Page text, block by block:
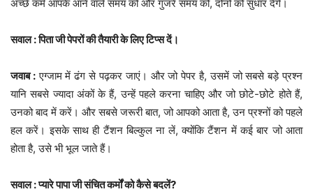
अच्छे कर्म आपके आने वाले समय को और गुजरे समय को, दोनों को सुधार देंगे।
सवाल : पिता जी पेपरों की तैयारी के लिए टिप्स दें।
जवाब :एग्जाम में ढंग से पढ़कर जाएं। और जो पेपर है, उसमें जो सबसे बड़े प्रश्न
यानि सबसे ज्यादा अंकों के हैं, उन्हें पहले करना चाहिए और जो छोटे-छोटे होते हैं,
उनको बाद में करें। और सबसे जरूरी बात, जो आपको आता है, उन प्रश्नों को पहले
हल करें। इसके साथ ही टैंशन बिल्कुल ना लें, क्योंकि टैंशन में कई बार जो आता
होता है, उसे भी भूल जाते हैं।
सवाल : प्यारे पापा जी संचित कर्मों को कैसे बदलें?